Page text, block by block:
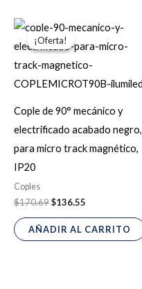
¡Oferta!
¡Oferta!
Cople de 90° mecánico y
electrificado acabado negro,
para micro track magnético,
IP20
Coples
$170.69
El
precio
original
$170.69.
$136.55
El
precio
actual
$136.55.
AÑADIR AL CARRITO